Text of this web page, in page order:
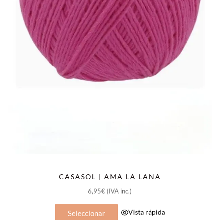
de
producto
CASASOL | AMA LA LANA
6,95€ (IVA inc.)
Seleccionar Vista rápidaproducto